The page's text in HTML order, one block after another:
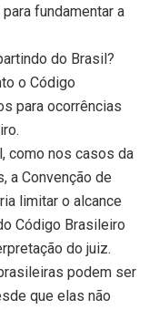
fundamentar a
do Brasil?
o Código
para ocorrências
como nos casos da
a Convenção de
limitar o alcance
Código Brasileiro
do juiz.
podem ser
que elas não